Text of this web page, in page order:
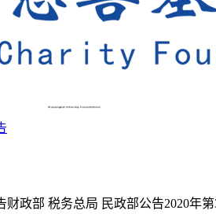
财政部 税务总局 民政部公告